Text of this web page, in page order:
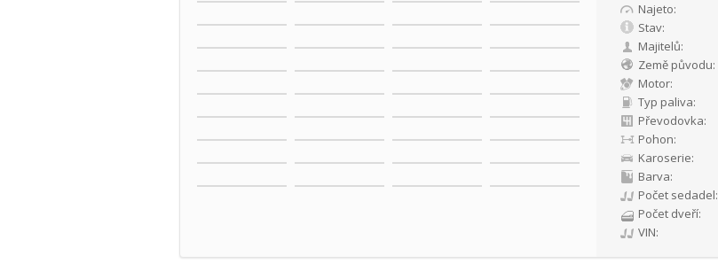
Najeto:
Stav:
Majitelů:
Země původu:
Motor:
Typ paliva:
Převodovka:
Pohon:
Karoserie:
Barva:
Počet sedadel:
Počet dveří:
VIN: